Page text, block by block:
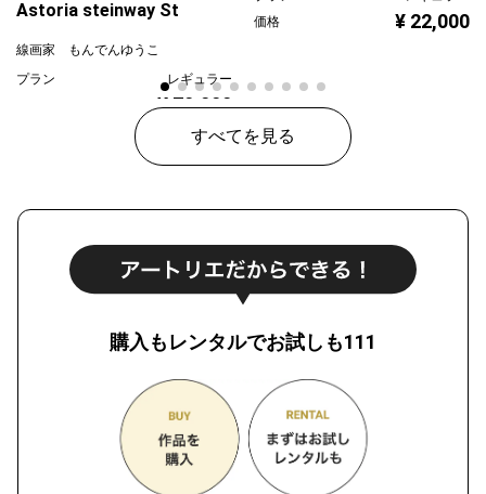
Astoria steinway St
線画家 もんでんゆうこ
プラン
レギュラー
¥ 70,000
価格
¥ 22,000
すべてを見る
購入もレンタルでお試しも111